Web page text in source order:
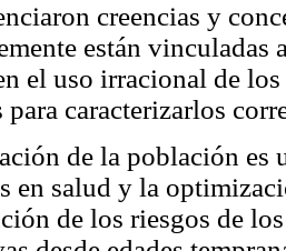
creencias y
están vinculadas
el uso irracional de
para caracterizarlos
de la población es
en salud y la
de los riesgos de